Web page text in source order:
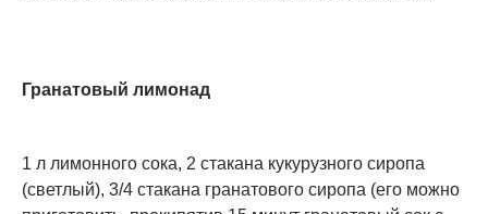
Гранатовый лимонад
1 л лимонного сока, 2 стакана кукурузного сиропа
(светлый), 3/4 стакана гранатового сиропа (его можно